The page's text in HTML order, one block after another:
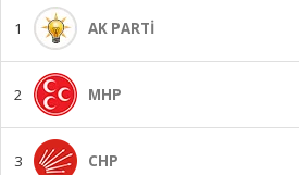
1 AK PARTİ
2 MHP
3 CHP